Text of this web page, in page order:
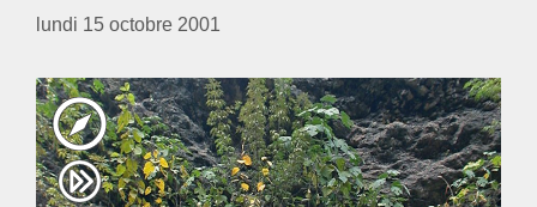
lundi 15 octobre 2001